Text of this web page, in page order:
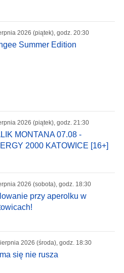
2026 (piątek), godz. 20:30
Summer Edition
2026 (piątek), godz. 21:30
MONTANA 07.08 -
2000 KATOWICE [16+]
2026 (sobota), godz. 18:30
przy aperolku w
2026 (środa), godz. 18:30
się nie rusza